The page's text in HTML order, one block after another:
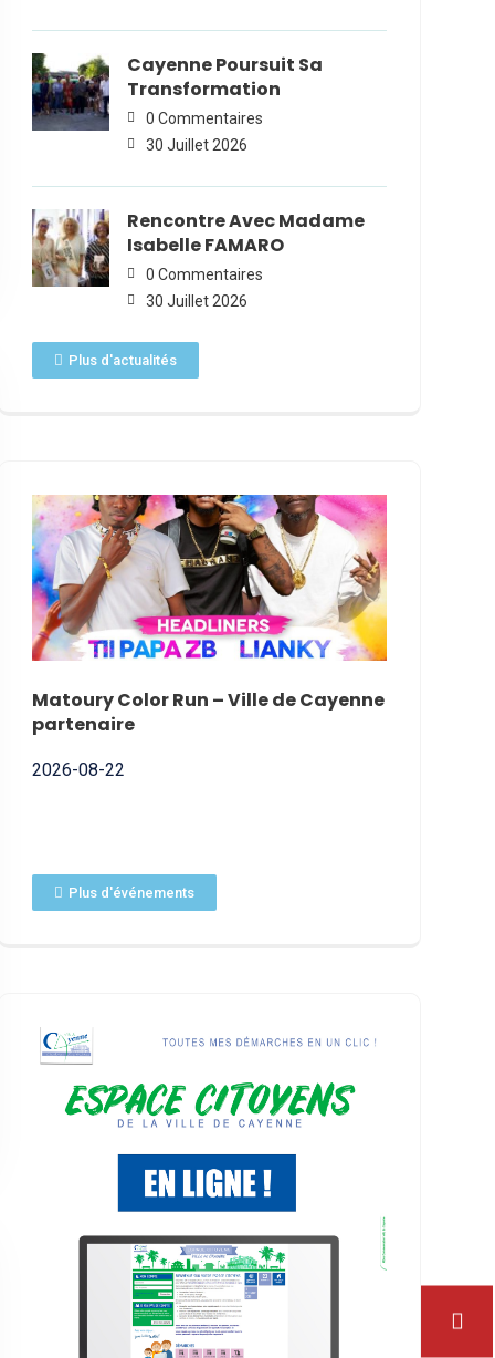
Cayenne Poursuit Sa
Transformation
0 Commentaires
30 Juillet 2026
Rencontre Avec Madame
Isabelle FAMARO
0 Commentaires
30 Juillet 2026
Plus d'actualités
Matoury Color Run – Ville de Cayenne
partenaire
2026-08-22
Plus d'événements